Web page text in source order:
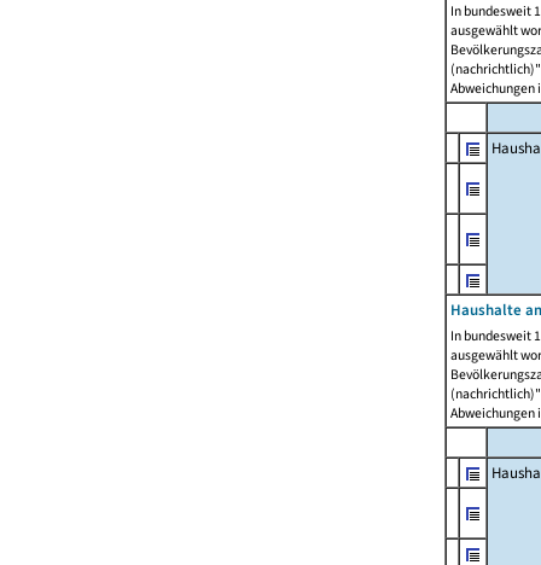
In bundesweit
ausgewählt
Abweichungen
Haushalte
In bundesweit
ausgewählt
Abweichungen